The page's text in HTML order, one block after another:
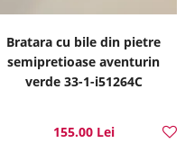
Bratara cu bile din pietre
semipretioase aventurin
verde 33-1-i51264C
155.00 Lei